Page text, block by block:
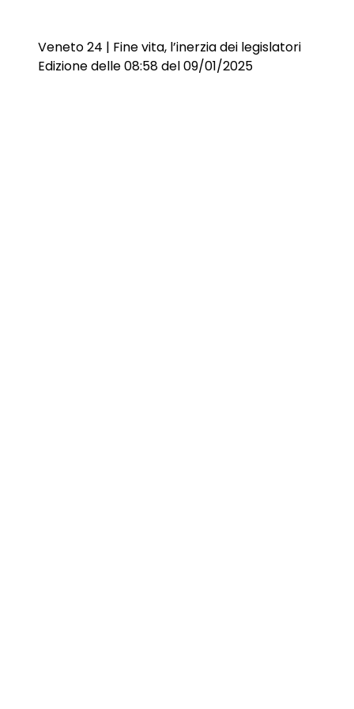
Veneto 24 | Fine vita, l’inerzia dei legislatori
Edizione delle 08:58 del 09/01/2025